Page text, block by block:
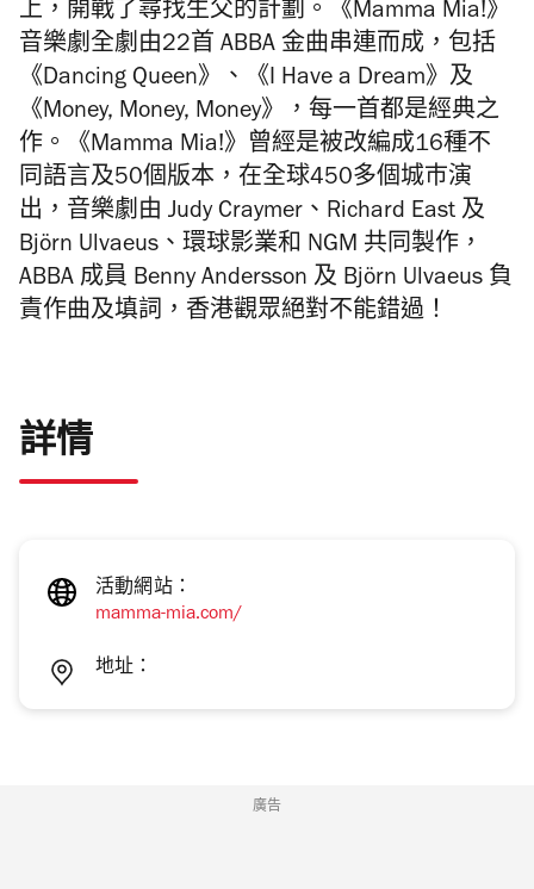
上，開戰了尋找生父的計劃。《Mamma Mia!》
音樂劇全劇由22首 ABBA 金曲串連而成，包括
《Dancing Queen》、《I Have a Dream》及
《Money, Money, Money》，每一首都是經典之
作。《Mamma Mia!》曾經是被改編成16種不
同語言及50個版本，在全球450多個城巿演
出，音樂劇由 Judy Craymer、Richard East 及
Björn Ulvaeus、環球影業和 NGM 共同製作，
ABBA 成員 Benny Andersson 及 Björn Ulvaeus 負
責作曲及填詞，香港觀眾絕對不能錯過！
詳情
活動網站：
mamma-mia.com/
地址：
廣告